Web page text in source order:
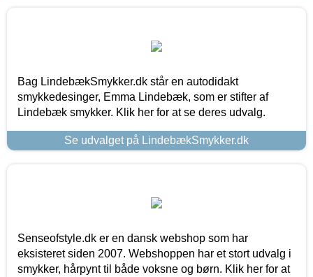
Bag LindebækSmykker.dk står en autodidakt
smykkedesinger, Emma Lindebæk, som er stifter af
Lindebæk smykker. Klik her for at se deres udvalg.
Se udvalget på LindebækSmykker.dk
Senseofstyle.dk er en dansk webshop som har
eksisteret siden 2007. Webshoppen har et stort udvalg i
smykker, hårpynt til både voksne og børn. Klik her for at